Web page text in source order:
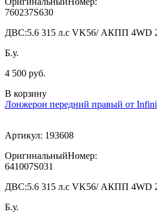
760237S630
ДВС:5.6 315 л.с VK56/ АКПП 4WD
Б.у.
4 500 руб.
В корзину
Лонжерон передний правый от
Артикул: 193608
ОригинальныйНомер:
641007S031
ДВС:5.6 315 л.с VK56/ АКПП 4WD
Б.у.